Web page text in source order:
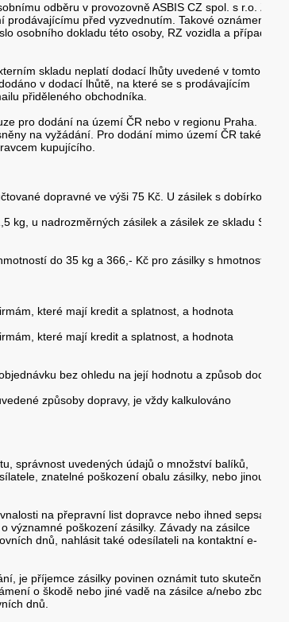
odběru v provozovně ASBIS CZ spol. s r.o. Zboží
před vyzvednutím. Takové oznámení
osobního dokladu této osoby, RZ vozidla a případně
skladu neplatí dodací lhůty uvedené v tomto
v dodací lhůtě, na které se s prodávajícím
přiděleného obchodníka.
pro dodání na území ČR nebo v regionu Praha.
na vyžádání. Pro dodání mimo území ČR také není
kupujícího.
dopravné ve výši 75 Kč. U zásilek s dobírkou a
kg, u nadrozměrných zásilek a zásilek ze skladu SK,
do 35 kg a 366,- Kč pro zásilky s hmotností do
které mají kredit a splatnost, a hodnota
které mají kredit a splatnost, a hodnota
bez ohledu na její hodnotu a způsob dodání).
způsoby dopravy, je vždy kalkulováno
správnost uvedených údajů o množství balíků,
znatelné poškození obalu zásilky, nebo jinou
na přepravní list dopravce nebo ihned sepsat
významné poškození zásilky. Závady na zásilce
dnů, nahlásit také odesílateli na kontaktní e-
je příjemce zásilky povinen oznámit tuto skutečnost
o škodě nebo jiné vadě na zásilce a/nebo zboží
dnů.